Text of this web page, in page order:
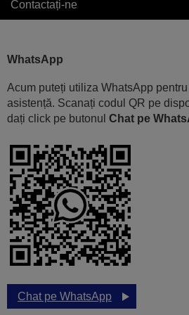
Contactați-ne
WhatsApp
Acum puteți utiliza WhatsApp
asistență. Scanați codul QR pe
dați click pe butonul Chat pe
Chat pe WhatsApp